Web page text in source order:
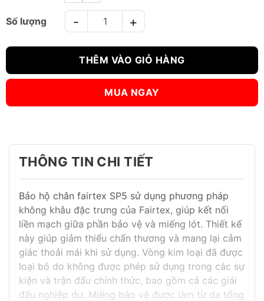
BẢO HỘ CHÂN FAIRTEX SHIN GUARD SP5 ĐEN số lượng
THÊM VÀO GIỎ HÀNG
MUA NGAY
THÔNG TIN CHI TIẾT
Bảo hộ chân fairtex SP5 sử dụng phương pháp
không khâu đặc trưng của Fairtex, giúp kết nối
liền mạch giữa phần bảo vệ và miếng lót. Thiết kế
này giúp giảm thiểu chấn thương và mang lại cảm
giác thoải mái khi sử dụng. Vòng kim loại đã được
loại bỏ do không được phép sử dụng trong các sự
kiện và trận đấu chính thức, bao gồm cả các giải
đấu nghiệp dư. Miếng bảo vệ được làm từ da tổng